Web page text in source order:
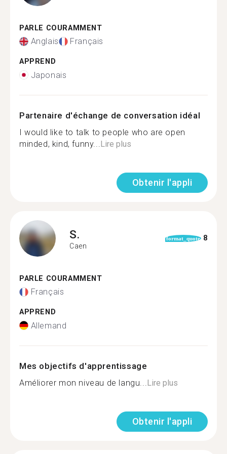
PARLE COURAMMENT
Anglais Français
APPREND
Japonais
Partenaire d'échange de conversation idéal
I would like to talk to people who are open
minded, kind, funny... Lire plus
Obtenir l'appli
S.
Caen
format_quote 8
PARLE COURAMMENT
Français
APPREND
Allemand
Mes objectifs d'apprentissage
Améliorer mon niveau de langu... Lire plus
Obtenir l'appli